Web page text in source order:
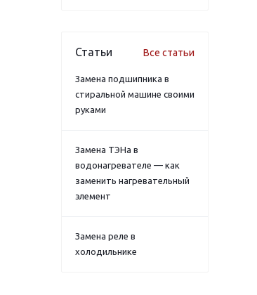
Статьи Все статьи
Замена подшипника в
стиральной машине своими
руками
Замена ТЭНа в
водонагревателе — как
заменить нагревательный
элемент
Замена реле в
холодильнике